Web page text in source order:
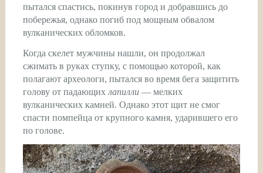
пытался спастись, покинув город и добравшись до
побережья, однако погиб под мощным обвалом
вулканических обломков.
Когда скелет мужчины нашли, он продолжал
сжимать в руках ступку, с помощью которой, как
полагают археологи, пытался во время бега защитить
голову от падающих лапилли— мелких
вулканических камней. Однако этот щит не смог
спасти помпейца от крупного камня, ударившего его
по голове.